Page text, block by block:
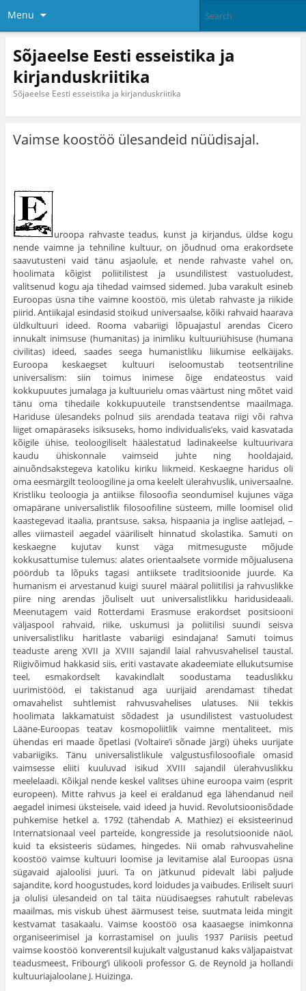
Menu
Sõjaeelse Eesti esseistika ja
kirjanduskriitika
Sõjaeelse Eesti esseistika ja kirjanduskriitika
Vaimse koostöö ülesandeid nüüdisajal.
uroopa rahvaste teadus, kunst ja kirjandus, üldse kogu
nende vaimne ja tehniline kultuur, on jõudnud oma erakordsete
saavutusteni vaid tänu asjaolule, et nende rahvaste vahel on,
hoolimata kõigist poliitilistest ja usundilistest vastuoludest,
valitsenud kogu aja tihedad vaimsed sidemed. Juba varakult esineb
Euroopas üsna tihe vaimne koostöö, mis ületab rahvaste ja riikide
piirid. Antiikajal esindasid stoikud universaalse, kõiki rahvaid haarava
üldkultuuri ideed. Rooma vabariigi lõpuajastul arendas Cicero
innukalt inimsuse (humanitas) ja inimliku kultuuriühisuse (humana
civilitas) ideed, saades seega humanistliku liikumise eelkäijaks.
Euroopa keskaegset kultuuri iseloomustab teotsentriline
universalism: siin toimus inimese õige endateostus vaid
kokkupuutes jumalaga ja kultuurielu omas väärtust ning mõtet vaid
tänu oma tihedaile kokkupuuteile transtsendentse maailmaga.
Hariduse ülesandeks polnud siis arendada teatava riigi või rahva
liiget omapäraseks isiksuseks, homo individualis’eks, vaid kasvatada
kõigile ühise, teoloogiliselt häälestatud ladinakeelse kultuurivara
kaudu ühiskonnale vaimseid juhte ning hooldajaid,
ainuõndsakstegeva katoliku kiriku liikmeid. Keskaegne haridus oli
oma eesmärgilt teoloogiline ja oma keelelt ülerahvuslik, universaalne.
Kristliku teoloogia ja antiikse filosoofia seondumisel kujunes väga
omapärane universalistlik filosoofiline süsteem, mille loomisel olid
kaastegevad itaalia, prantsuse, saksa, hispaania ja inglise aatlejad, –
alles viimasteil aegadel vääriliselt hinnatud skolastika. Samuti on
keskaegne kujutav kunst väga mitmesuguste mõjude
kokkusattumise tulemus: alates orientaalsete vormide mõjualusena
pöördub ta lõpuks tagasi antiiksete traditsioonide juurde. Ka
humanism ei arvestanud kuigi suurel määral poliitilisi ja rahvuslikke
piire ning arendas jõuliselt uut universalistlikku haridusideaali.
Meenutagem vaid Rotterdami Erasmuse erakordset positsiooni
väljaspool rahvaid, riike, uskumusi ja poliitilisi suundi seisva
universalistliku haritlaste vabariigi esindajana! Samuti toimus
teaduste areng XVII ja XVIII sajandil laial rahvusvahelisel taustal.
Riigivõimud hakkasid siis, eriti vastavate akadeemiate ellukutsumise
teel, esmakordselt kavakindlalt soodustama teaduslikku
uurimistööd, ei takistanud aga uurijaid arendamast tihedat
omavahelist suhtlemist rahvusvahelises ulatuses. Nii tekkis
hoolimata lakkamatuist sõdadest ja usundilistest vastuoludest
Lääne-Euroopas teatav kosmopoliitlik vaimne mentaliteet, mis
ühendas eri maade õpetlasi (Voltaire’i sõnade järgi) üheks uurijate
vabariigiks. Tänu universalistlikule valgustusfilosoofiale omasid
vaimsesse eliiti kuuluvad isikud XVIII sajandil ülerahvuslikku
meelelaadi. Kõikjal nende keskel valitses ühine euroopa vaim (esprit
europeen). Mitte rahvus ja keel ei eraldanud ega lähendanud neil
aegadel inimesi üksteisele, vaid ideed ja huvid. Revolutsioonisõdade
puhkemise hetkel a. 1792 (tähendab A. Mathiez) ei eksisteerinud
Internatsionaal veel parteide, kongresside ja resolutsioonide näol,
kuid ta eksisteeris südames, hingedes. Nii omab rahvusvaheline
koostöö vaimse kultuuri loomise ja levitamise alal Euroopas üsna
sügavaid ajaloolisi juuri. Ta on jätkunud pidevalt läbi paljude
sajandite, kord hoogustudes, kord loidudes ja vaibudes. Eriliselt suuri
ja olulisi ülesandeid on tal täita nüüdisaegses rahutult rabelevas
maailmas, mis viskub ühest äärmusest teise, suutmata leida mingit
kestvamat tasakaalu. Vaimse koostöö osa kaasaegse inimkonna
organiseerimisel ja korrastamisel on juulis 1937 Pariisis peetud
vaimse koostöö konverentsil kujukalt valgustanud kaks väljapaistvat
teadusmeest, Fribourg’i ülikooli professor G. de Reynold ja hollandi
kultuuriajaloolane J. Huizinga.